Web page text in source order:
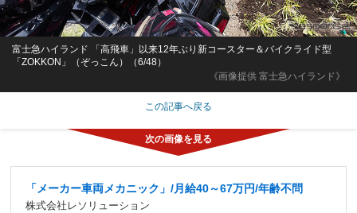
《画像提供 富士急ハイランド》
富士急ハイランド 「高飛車」以来12年ぶり新コースター＆バイクライド型
「ZOKKON」（ぞっこん）（6/48）
この記事へ戻る
「メーカー車両メカニック」/月給40～67万円/年齢不問
株式会社レソリューション